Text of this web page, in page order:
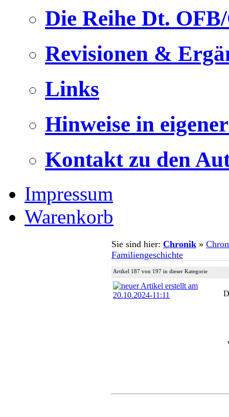
Die Reihe Dt.
Revisionen &
Links
Hinweise in
Kontakt zu den
Impressum
Warenkorb
Sie sind hier: Chronik »
Familiengeschichte
Artikel 187 von 197 in dieser Kategorie